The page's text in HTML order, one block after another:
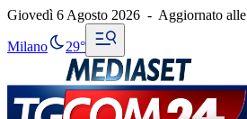
Giovedì 6 Agosto 2026 - Aggiornato alle
Milano 29°